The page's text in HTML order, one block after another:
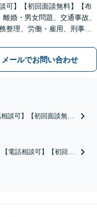
談可】【初回面談無料】【布
離婚・男女問題、交通事故、
整理、労働・雇用、刑事事
】【着手金0円】で対応する分
者さまと「共闘」し、最後
なります
メールでお問い合わせ
相談可】【初回面談無
用の請求、不貞慰謝料
ど。有利な条件で財産
【電話相談可】【初回面
直面したら、まずはご